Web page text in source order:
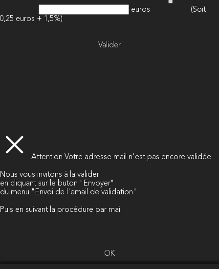
euros
(Soit
0,25 euros + 1,5%)
Valider
Attention Votre adresse mail n'est pas encore validée
Nous vous invitons à la valider
en cliquant sur le buton "Envoyer"
du menu "Envoi de l'email de validation"
Puis en suivant la procédure par mail
OK